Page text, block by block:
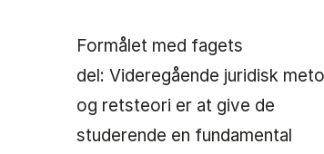
Formålet med fagets
del: Videregående juridisk
og retsteori er at give de
studerende en fundamental